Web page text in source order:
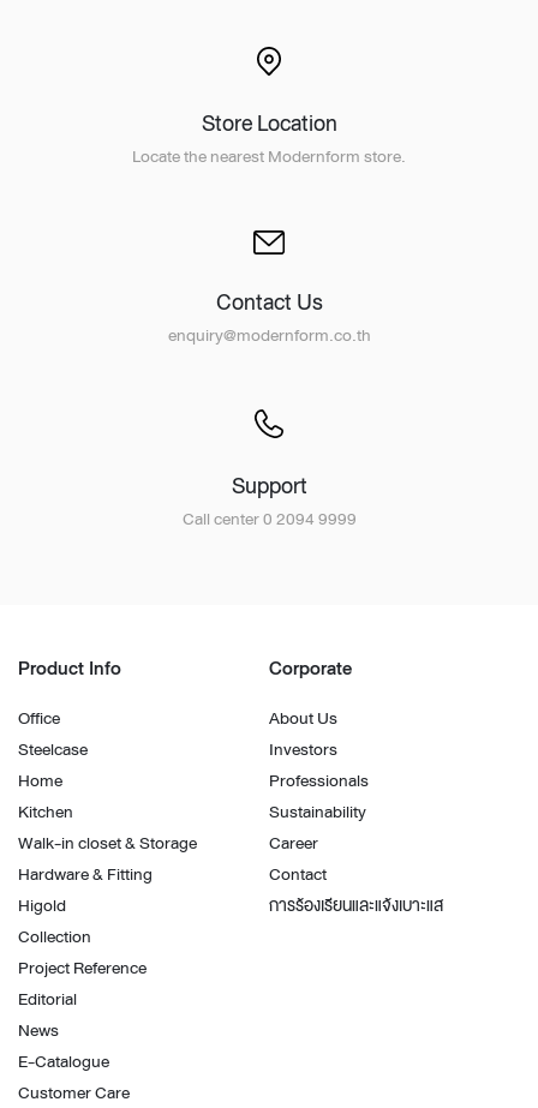
Store Location
Locate the nearest Modernform store.
Contact Us
enquiry@modernform.co.th
Support
Call center 0 2094 9999
Product Info
Office
Steelcase
Home
Kitchen
Walk-in closet & Storage
Hardware & Fitting
Higold
Collection
Project Reference
Editorial
News
E-Catalogue
Customer Care
Corporate
About Us
Investors
Professionals
Sustainability
Career
Contact
การร้องเรียนและแจ้งเบาะแส